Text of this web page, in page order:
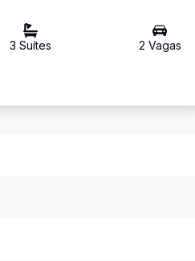
3 Suítes 2 Vagas